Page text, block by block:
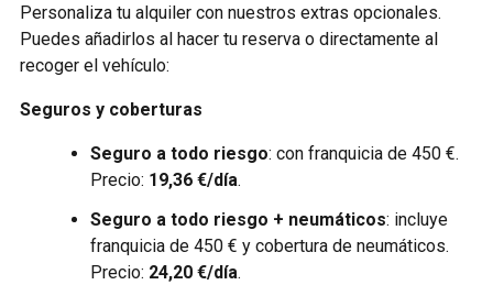
Personaliza tu alquiler con nuestros extras opcionales.
Puedes añadirlos al hacer tu reserva o directamente al
recoger el vehículo:
Seguros y coberturas
Seguro a todo riesgo: con franquicia de 450 €.
Precio: 19,36 €/día.
Seguro a todo riesgo + neumáticos: incluye
franquicia de 450 € y cobertura de neumáticos.
Precio: 24,20 €/día.